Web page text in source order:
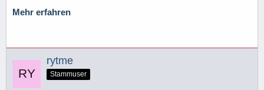
Mehr erfahren
rytme
Stammuser